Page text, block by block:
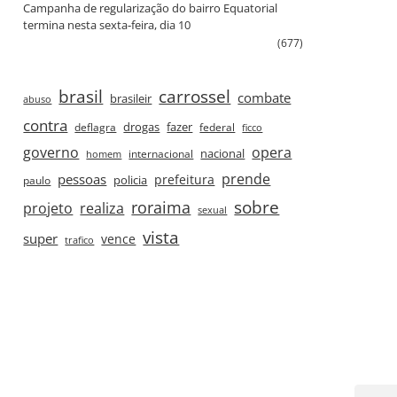
Campanha de regularização do bairro Equatorial
termina nesta sexta‑feira, dia 10
(677)
abuso brasil brasileir carrossel combate
contra deflagra drogas fazer federal ficco
governo homem internacional nacional opera
paulo pessoas policia prefeitura prende
projeto realiza roraima sexual sobre
super trafico vence vista